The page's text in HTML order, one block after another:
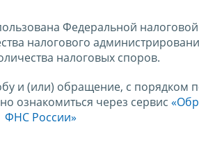
Федеральной
налогового
налоговых споров.
и (или) обращение, с порядком
ознакомиться через сервис
ФНС России»